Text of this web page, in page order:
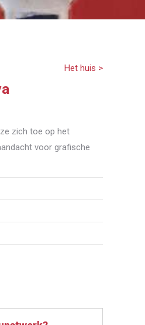
Het huis >
zich toe op het
voor grafische